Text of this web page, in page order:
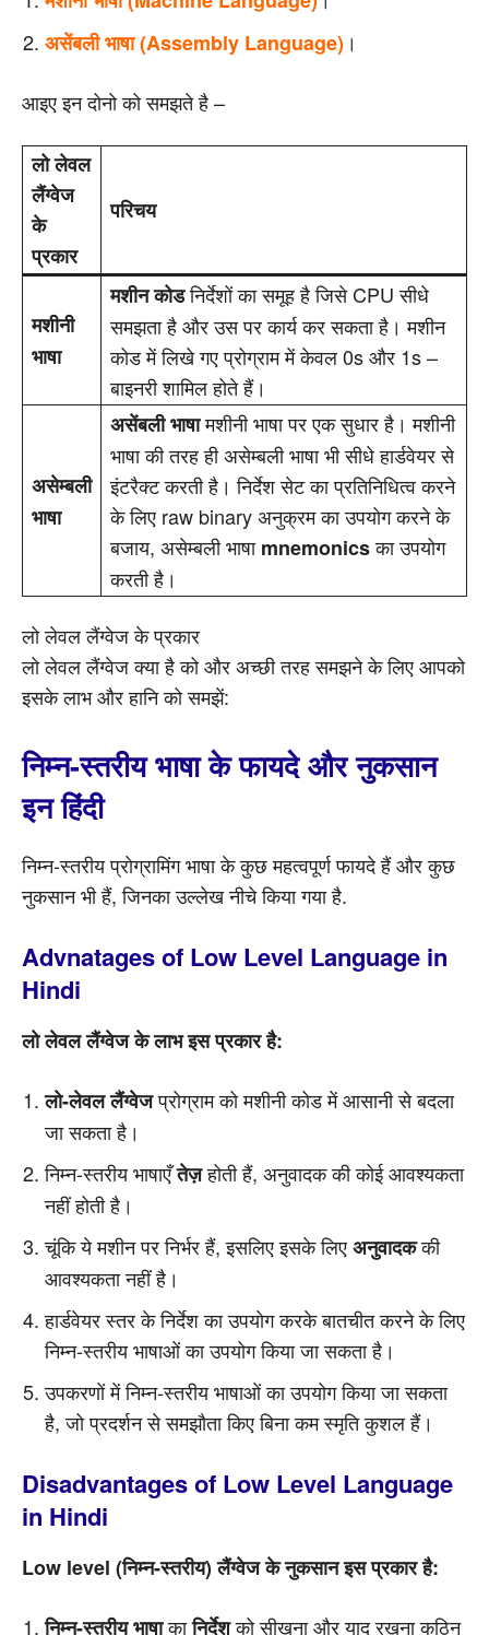
असेंबली भाषा (Assembly Language) ।
आइए इन दोनो को समझते है –
लो लेवल
लैंग्वेज
के
प्रकार
परिचय
मशीनी
भाषा
मशीन कोडनिर्देशों का समूह है जिसे CPU सीधे
समझता है और उस पर कार्य कर सकता है। मशीन
कोड में लिखे गए प्रोग्राम में केवल 0s और 1s –
बाइनरी शामिल होते हैं।
असेम्बली
भाषा
असेंबली भाषामशीनी भाषा पर एक सुधार है। मशीनी
भाषा की तरह ही असेम्बली भाषा भी सीधे हार्डवेयर से
इंटरैक्ट करती है। निर्देश सेट का प्रतिनिधित्व करने
के लिए raw binary अनुक्रम का उपयोग करने के
बजाय, असेम्बली भाषाmnemonicsका उपयोग
करती है।
लो लेवल लैंग्वेज के प्रकार
लो लेवल लैंग्वेज क्या है को और अच्छी तरह समझने के लिए आपको
इसके लाभ और हानि को समझें:
निम्न-स्तरीय भाषा के फायदे और नुकसान
इन हिंदी
निम्न-स्तरीय प्रोग्रामिंग भाषा के कुछ महत्वपूर्ण फायदे हैं और कुछ
नुकसान भी हैं, जिनका उल्लेख नीचे किया गया है.
Advnatages of Low Level Language in
Hindi
लो लेवल लैंग्वेज के लाभ इस प्रकार है:
लो-लेवल लैंग्वेजप्रोग्राम को मशीनी कोड में आसानी से बदला
जा सकता है।
निम्न-स्तरीय भाषाएँतेज़होती हैं, अनुवादक की कोई आवश्यकता
नहीं होती है।
चूंकि ये मशीन पर निर्भर हैं, इसलिए इसके लिएअनुवादककी
आवश्यकता नहीं है।
हार्डवेयर स्तर के निर्देश का उपयोग करके बातचीत करने के लिए
निम्न-स्तरीय भाषाओं का उपयोग किया जा सकता है।
उपकरणों में निम्न-स्तरीय भाषाओं का उपयोग किया जा सकता
है, जो प्रदर्शन से समझौता किए बिना कम स्मृति कुशल हैं।
Disadvantages of Low Level Language
in Hindi
Low level (निम्न-स्तरीय) लैंग्वेज के नुकसान इस प्रकार है:
निम्न-स्तरीय भाषाकानिर्देशको सीखना और याद रखना कठिन